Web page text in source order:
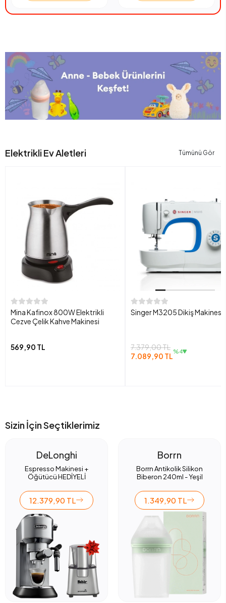
Elektrikli Ev Aletleri Tümünü Gör
Mina Kafinox 800W Elektrikli
Cezve Çelik Kahve Makinesi
569,90 TL
Singer M3205 Dikiş Makinesi
7.379,00 TL
7.089,90 TL %4
Sizin İçin Seçtiklerimiz
DeLonghi
Espresso Makinesi +
Öğütücü HEDİYELİ
12.379,90 TL
Borrn
Borrn Antikolik Silikon
Biberon 240ml - Yeşil
1.349,90 TL